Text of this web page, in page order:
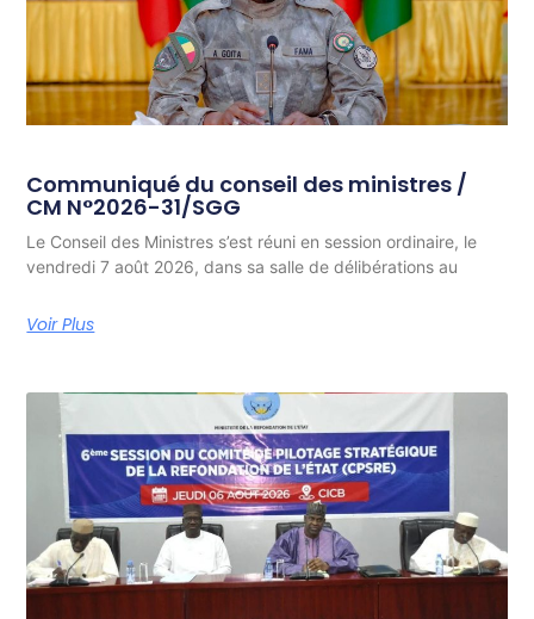
Communiqué du conseil des ministres /
CM N°2026-31/SGG
Le Conseil des Ministres s’est réuni en session ordinaire, le
vendredi 7 août 2026, dans sa salle de délibérations au
Voir Plus